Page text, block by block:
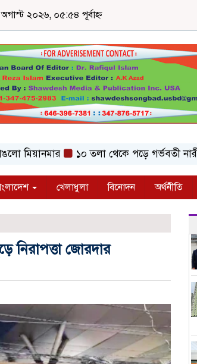
২০২৬, ০৫:৫৪ পূর্বাহ্ন
১০ তলা থেকে পড়ে গর্ভবতী নারীর
খেলাধুলা বিনোদন অর্থনীতি
নিরাপত্তা জোরদার